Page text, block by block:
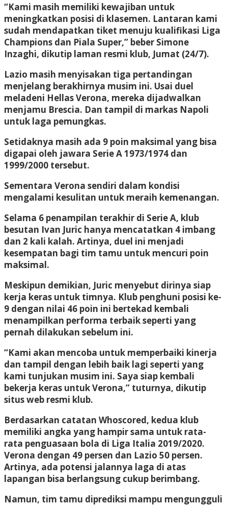
“Kami masih memiliki kewajiban untuk
meningkatkan posisi di klasemen. Lantaran kami
sudah mendapatkan tiket menuju kualifikasi Liga
Champions dan Piala Super,” beber Simone
Inzaghi, dikutip laman resmi klub, Jumat (24/7).
Lazio masih menyisakan tiga pertandingan
menjelang berakhirnya musim ini. Usai duel
meladeni Hellas Verona, mereka dijadwalkan
menjamu Brescia. Dan tampil di markas Napoli
untuk laga pemungkas.
Setidaknya masih ada 9 poin maksimal yang bisa
digapai oleh jawara Serie A 1973/1974 dan
1999/2000 tersebut.
Sementara Verona sendiri dalam kondisi
mengalami kesulitan untuk meraih kemenangan.
Selama 6 penampilan terakhir di Serie A, klub
besutan Ivan Juric hanya mencatatkan 4 imbang
dan 2 kali kalah. Artinya, duel ini menjadi
kesempatan bagi tim tamu untuk mencuri poin
maksimal.
Meskipun demikian, Juric menyebut dirinya siap
kerja keras untuk timnya. Klub penghuni posisi ke-
9 dengan nilai 46 poin ini bertekad kembali
menampilkan performa terbaik seperti yang
pernah dilakukan sebelum ini.
“Kami akan mencoba untuk memperbaiki kinerja
dan tampil dengan lebih baik lagi seperti yang
kami tunjukan musim ini. Saya siap kembali
bekerja keras untuk Verona,” tuturnya, dikutip
situs web resmi klub.
Berdasarkan catatan Whoscored, kedua klub
memiliki angka yang hampir sama untuk rata-
rata penguasaan bola di Liga Italia 2019/2020.
Verona dengan 49 persen dan Lazio 50 persen.
Artinya, ada potensi jalannya laga di atas
lapangan bisa berlangsung cukup berimbang.
Namun, tim tamu diprediksi mampu mengungguli